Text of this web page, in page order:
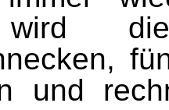
wird
und